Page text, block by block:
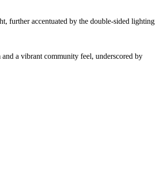
further accentuated by the double-sided lighting
a vibrant community feel, underscored by